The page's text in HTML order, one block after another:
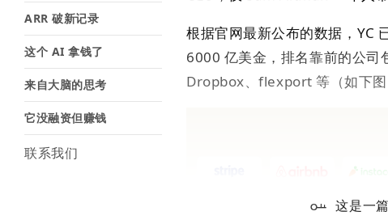
ARR 破新记录
这个 AI 拿钱了
来自大脑的思考
它没融资但赚钱
联系我们
根据官网最新公布的数据，YC
6000 亿美金，排名靠前的公
Dropbox、flexport 等（如下图
这是一